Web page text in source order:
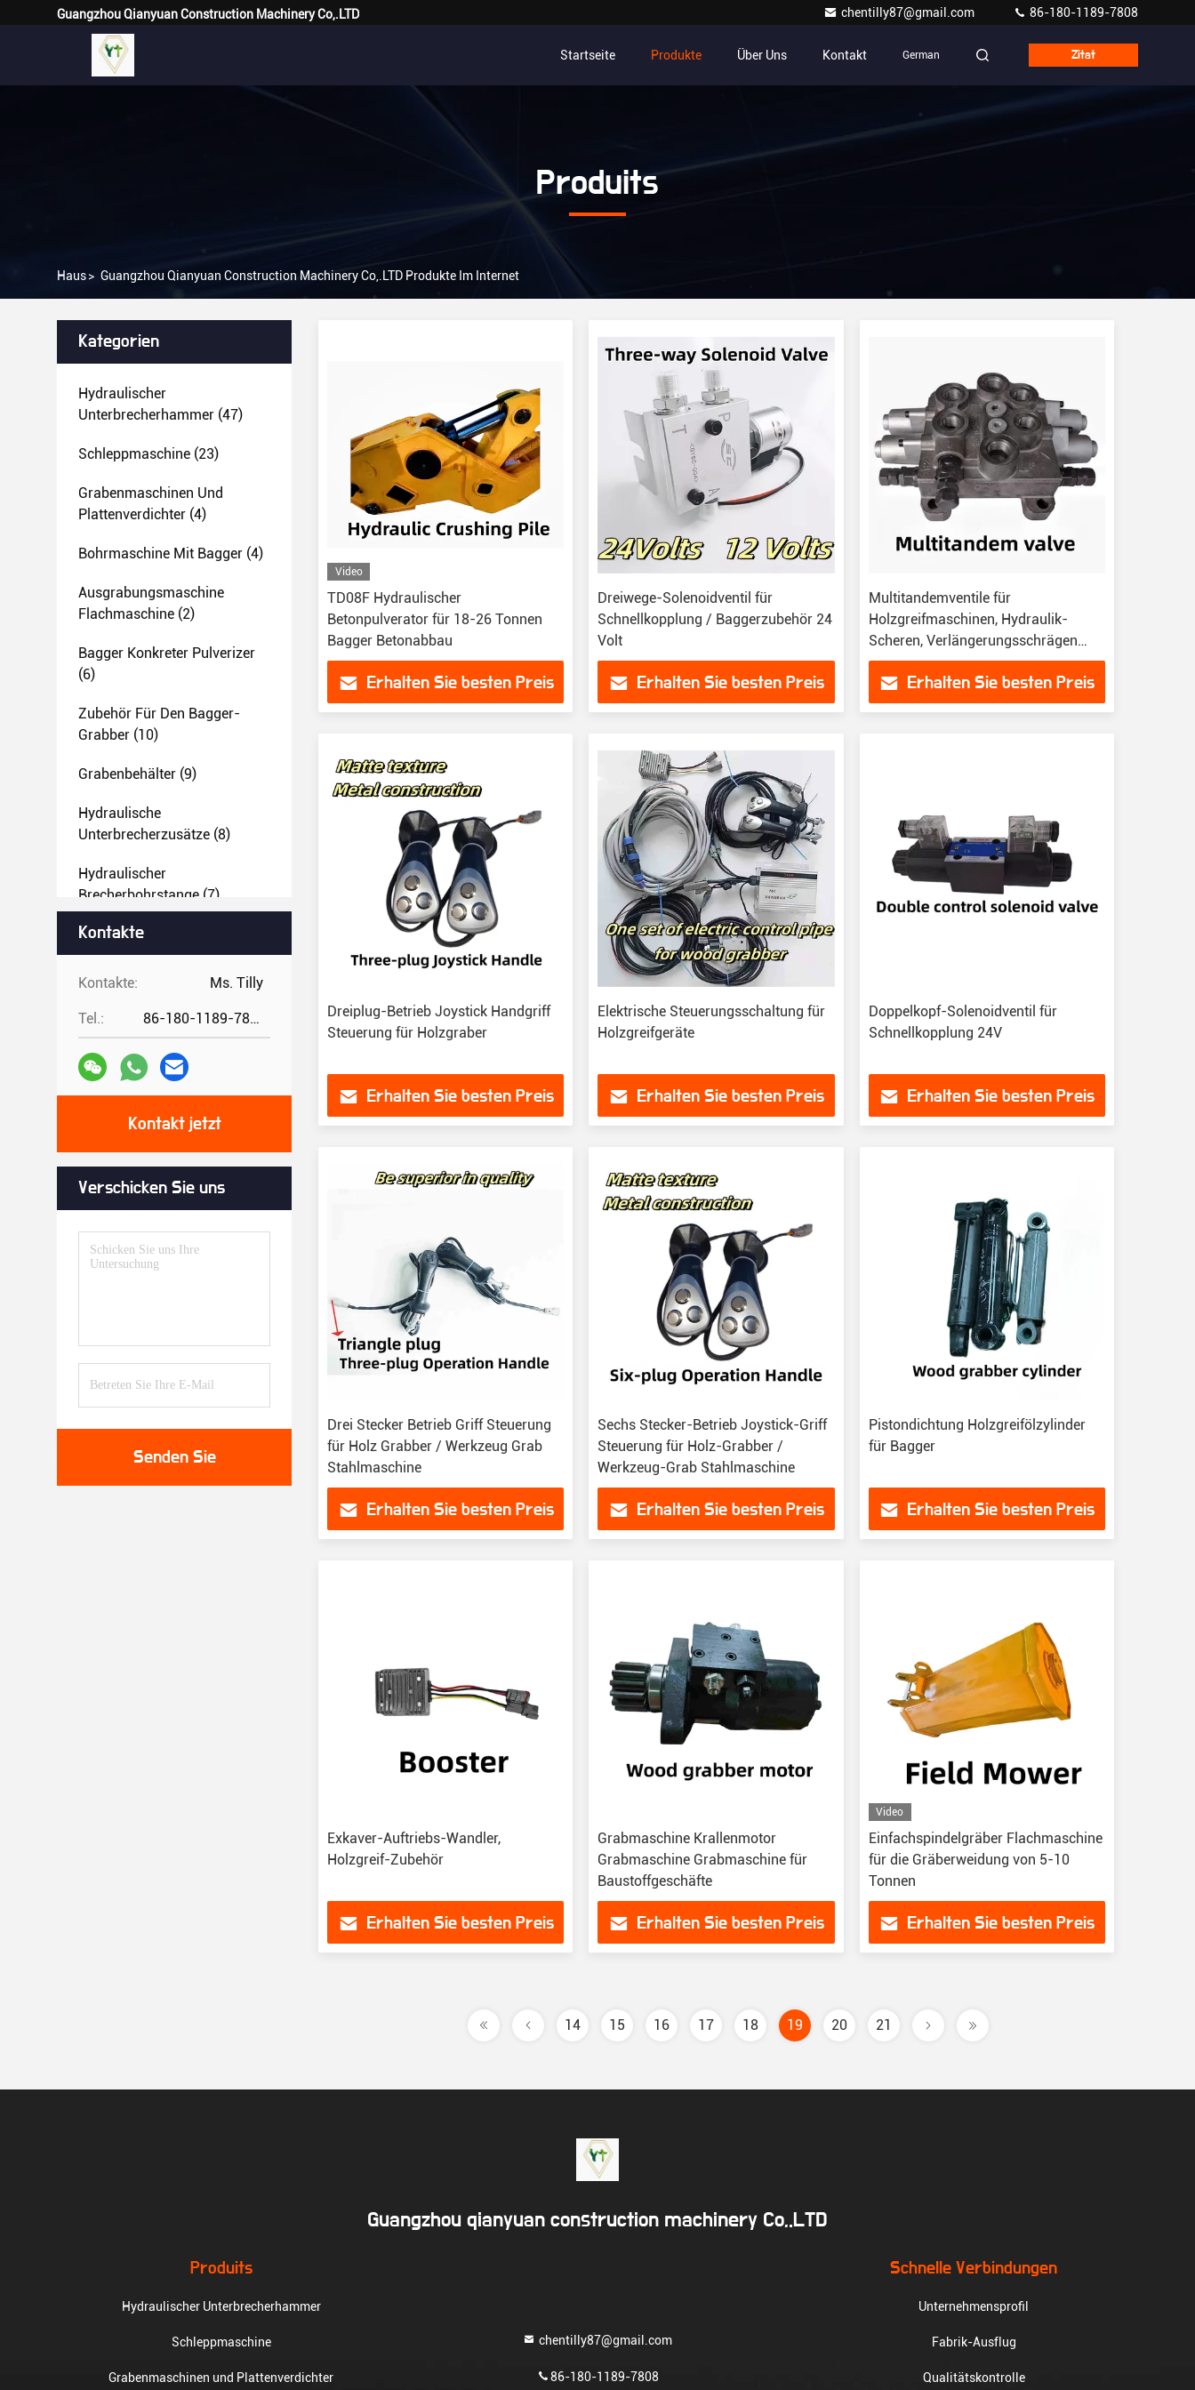
Guangzhou Qianyuan Construction Machinery Co,.LTD chentilly87@gmail.com 86-180-1189-7808
Startseite Produkte Über Uns Kontakt German Zitat
Produits
Haus> Guangzhou Qianyuan Construction Machinery Co,.LTD Produkte Im Internet
Kategorien
Hydraulischer
Unterbrecherhammer (47)
Schleppmaschine (23)
Grabenmaschinen Und
Plattenverdichter (4)
Bohrmaschine Mit Bagger (4)
Ausgrabungsmaschine
Flachmaschine (2)
Bagger Konkreter Pulverizer
(6)
Zubehör Für Den Bagger-
Grabber (10)
Grabenbehälter (9)
Hydraulische
Unterbrecherzusätze (8)
Hydraulischer
Brecherbohrstange (7)
Hydraulische
Brecherleitungen Und
Zubehör(9)
Schnellanschlüsse Und
Zubehör Für Bagger(108)
Andere Anschlüsse Für
Bagger(8)
Baggerbefestigungsmittel(5)
Kontakte
Kontakte: Ms. Tilly
Tel.: 86-180-1189-7808
Kontakt jetzt
Verschicken Sie uns
Senden Sie
Video
TD08F Hydraulischer
Betonpulverator für 18-26 Tonnen
Bagger Betonabbau
Erhalten Sie besten Preis
Dreiwege-Solenoidventil für
Schnellkopplung / Baggerzubehör 24
Volt
Erhalten Sie besten Preis
Multitandemventile für
Holzgreifmaschinen, Hydraulik-
Scheren, Verlängerungsschrägen
usw.
Erhalten Sie besten Preis
Dreiplug-Betrieb Joystick Handgriff
Steuerung für Holzgraber
Erhalten Sie besten Preis
Elektrische Steuerungsschaltung für
Holzgreifgeräte
Erhalten Sie besten Preis
Doppelkopf-Solenoidventil für
Schnellkopplung 24V
Erhalten Sie besten Preis
Drei Stecker Betrieb Griff Steuerung
für Holz Grabber / Werkzeug Grab
Stahlmaschine
Erhalten Sie besten Preis
Sechs Stecker-Betrieb Joystick-Griff
Steuerung für Holz-Grabber /
Werkzeug-Grab Stahlmaschine
Erhalten Sie besten Preis
Pistondichtung Holzgreifölzylinder
für Bagger
Erhalten Sie besten Preis
Exkaver-Auftriebs-Wandler,
Holzgreif-Zubehör
Erhalten Sie besten Preis
Grabmaschine Krallenmotor
Grabmaschine Grabmaschine für
Baustoffgeschäfte
Erhalten Sie besten Preis
Video
Einfachspindelgräber Flachmaschine
für die Gräberweidung von 5-10
Tonnen
Erhalten Sie besten Preis
14 15 16 17 18 19 20 21
Guangzhou qianyuan construction machinery Co,.LTD
Produits
Hydraulischer Unterbrecherhammer
Schleppmaschine
Grabenmaschinen und Plattenverdichter
chentilly87@gmail.com
86-180-1189-7808
Schnelle Verbindungen
Unternehmensprofil
Fabrik-Ausflug
Qualitätskontrolle